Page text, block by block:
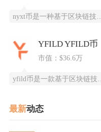
YFILD YFILD币
市值：$36.6万
最新动态